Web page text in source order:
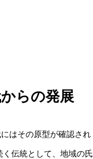
らの発展
はその原型が確認され
伝統として、地域の氏